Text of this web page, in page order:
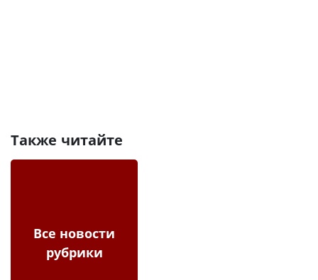
Также читайте
Все новости
рубрики